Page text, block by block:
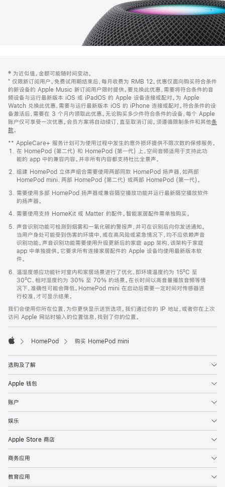
页
页
脚
注
‡ 为近似值。金额可能随时间变动。
⁺ 仅限新订阅用户。免费试用期结束后，每月收费为 RMB 12。优惠仅面向购买符合条件
的新设备的 Apple Music 新订阅用户限时提供。要兑换此优惠，需要将符合条件的音
频设备与运行最新版本 iOS 或 iPadOS 的 Apple 设备连接或配对。为 Apple
Watch 兑换此优惠，需要与运行最新版本 iOS 的 iPhone 连接或配对。符合条件的设
备激活后，需要在 3 个月内领取此优惠。无论购买多少件符合条件的设备，每个 Apple
账户仅可享受一次优惠。会员方案将自动续订，直至取消订阅。须遵循限制条件和其他条
款。
窗
口
中
打
开)
** AppleCare+ 服务计划可为使用过程中发生的意外损坏提供不限次数的保修服务。
在 HomePod (第二代) 和 HomePod (第一代) 上，空间音频适用于支持此功
能的 app 中的兼容内容。并非所有内容都支持杜比全景声。
组建 HomePod 立体声组合需要使用两部同款 HomePod 扬声器，如两部
HomePod mini、两部 HomePod (第二代) 或两部 HomePod (第一代)。
需要使用多部 HomePod 扬声器或兼容隔空播放功能并运行最新隔空播放软件
的扬声器。
需要使用支持 HomeKit 或 Matter 的配件。智能家居配件需单独购买。
声音识别功能可检测到烟雾和一氧化碳的警报声，并可在识别后向你发送通知。
当用户身处可能受到伤害的环境中，或在高风险或紧急情况下，均不应依赖声音
识别功能。声音识别功能需要使用升级更新后的家庭 app 架构，该架构于家庭
app 中单独提供。它要求所有连接家居配件的 Apple 设备均使用最新版本软
件。
温湿度感应功能针对室内和家居场景进行了优化，即环境温度约为 15ºC 至
30ºC、相对湿度约为 30% 至 70% 的场景。在长时间以高音量播放音频等情
况下，准确性可能会降低。HomePod mini 在启动后需要一定时间对传感器进
行校准，才可显示结果。
我们会使用你所在位置，为你更快显示送货选项。我们通过你的 IP 地址，或者你在上次
访问 Apple 网站时输入的位置信息，找到了你的位置。
HomePod 购买 HomePod mini
选购及了解
Apple 钱包
账户
娱乐
Apple Store 商店
商务应用
教育应用